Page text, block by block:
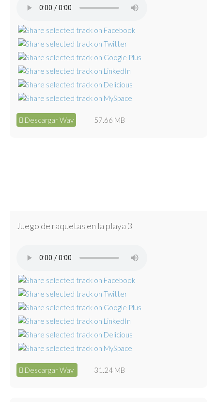
Descargar Wav 57.66 MB
Juego de raquetas en la playa 3
Descargar Wav 31.24 MB